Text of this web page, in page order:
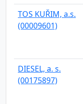
TOS KUŘIM, a.s.
(00009601)
DIESEL, a. s.
(00175897)